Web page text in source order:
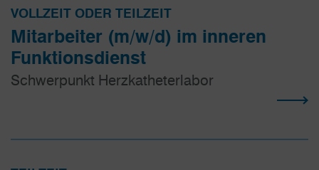
VOLLZEIT ODER TEILZEIT
Mitarbeiter (m/w/d) im inneren
Funktionsdienst
Schwerpunkt Herzkatheterlabor